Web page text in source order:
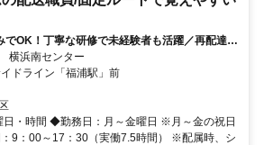
でOK！丁寧な研修で未経験者も活躍／再配達な
も♪
横浜南センター
ドライン「福浦駅」前
日・時間 ◆勤務日：月～金曜日 ※月～金の祝日
9：00～17：30（実働7.5時間） ※配属時、シ